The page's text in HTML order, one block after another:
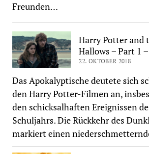
Freunden…
Harry Potter and
Hallows – Part 1
22. OKTOBER 2018
Das Apokalyptische deutete sich
den Harry Potter-Filmen an,
den schicksalhaften Ereignissen
Schuljahrs. Die Rückkehr des
markiert einen